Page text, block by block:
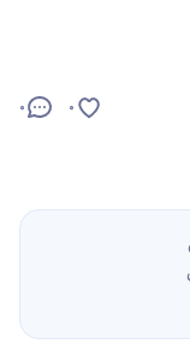
0 0